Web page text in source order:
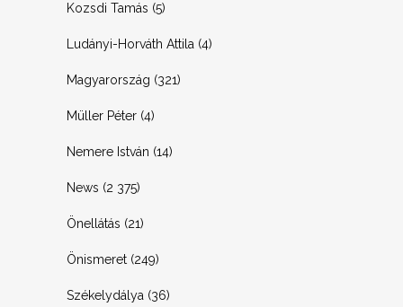
Kozsdi Tamás (5)
Ludányi-Horváth Attila (4)
Magyarország (321)
Müller Péter (4)
Nemere István (14)
News (2 375)
Önellátás (21)
Önismeret (249)
Székelydálya (36)